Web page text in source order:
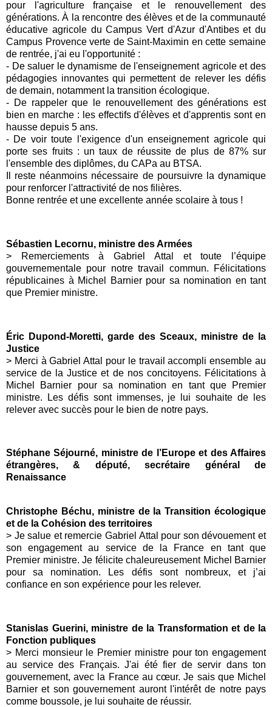
pour l'agriculture française et le renouvellement des
générations. À la rencontre des élèves et de la communauté
éducative agricole du Campus Vert d'Azur d'Antibes et du
Campus Provence verte de Saint-Maximin en cette semaine
de rentrée, j'ai eu l'opportunité :
- De saluer le dynamisme de l'enseignement agricole et des
pédagogies innovantes qui permettent de relever les défis
de demain, notamment la transition écologique.
- De rappeler que le renouvellement des générations est
bien en marche : les effectifs d'élèves et d'apprentis sont en
hausse depuis 5 ans.
- De voir toute l'exigence d'un enseignement agricole qui
porte ses fruits : un taux de réussite de plus de 87% sur
l'ensemble des diplômes, du CAPa au BTSA.
Il reste néanmoins nécessaire de poursuivre la dynamique
pour renforcer l'attractivité de nos filières.
Bonne rentrée et une excellente année scolaire à tous !
Sébastien Lecornu, ministre des Armées
> Remerciements à Gabriel Attal et toute l’équipe
gouvernementale pour notre travail commun. Félicitations
républicaines à Michel Barnier pour sa nomination en tant
que Premier ministre.
Éric Dupond-Moretti, garde des Sceaux, ministre de la
Justice
> Merci à Gabriel Attal pour le travail accompli ensemble au
service de la Justice et de nos concitoyens. Félicitations à
Michel Barnier pour sa nomination en tant que Premier
ministre. Les défis sont immenses, je lui souhaite de les
relever avec succès pour le bien de notre pays.
Stéphane Séjourné, ministre de l’Europe et des Affaires
étrangères, & député, secrétaire général de
Renaissance
Christophe Béchu, ministre de la Transition écologique
et de la Cohésion des territoires
> Je salue et remercie Gabriel Attal pour son dévouement et
son engagement au service de la France en tant que
Premier ministre. Je félicite chaleureusement Michel Barnier
pour sa nomination. Les défis sont nombreux, et j’ai
confiance en son expérience pour les relever.
Stanislas Guerini, ministre de la Transformation et de la
Fonction publiques
> Merci monsieur le Premier ministre pour ton engagement
au service des Français. J'ai été fier de servir dans ton
gouvernement, avec la France au cœur. Je sais que Michel
Barnier et son gouvernement auront l'intérêt de notre pays
comme boussole, je lui souhaite de réussir.